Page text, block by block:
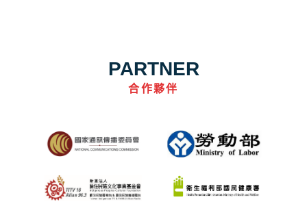
PARTNER
合作夥伴